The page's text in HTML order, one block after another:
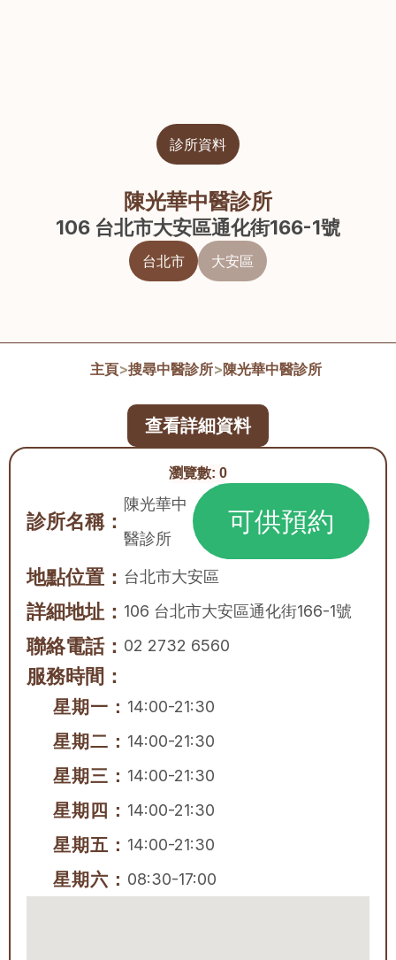
診所資料
陳光華中醫診所
106 台北市大安區通化街166-1號
台北市 大安區
主頁>搜尋中醫診所>陳光華中醫診所
瀏覽數: 0
診所名稱：
陳光華中
醫診所
可供預約
地點位置： 台北市大安區
詳細地址： 106 台北市大安區通化街166-1號
聯絡電話： 02 2732 6560
服務時間：
星期一： 14:00-21:30
星期二： 14:00-21:30
星期三： 14:00-21:30
星期四： 14:00-21:30
星期五： 14:00-21:30
星期六： 08:30-17:00
查看詳細資料